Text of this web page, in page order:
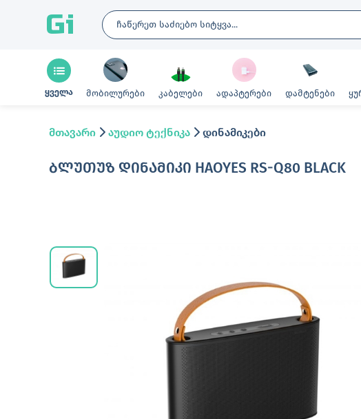
Gi
ყველა მობილურები კაბელები ადაპტერები დამტენები
მთავარი აუდიო ტექნიკა დინამიკები
ᲑᲚᲣᲗᲣᲖ ᲓᲘᲜᲐᲛᲘᲙᲘ HAOYES RS-Q80 BLACK